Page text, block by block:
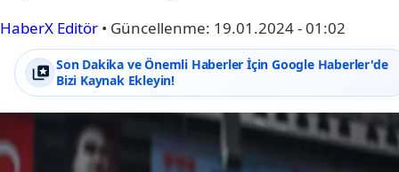
HaberX Editör • Güncellenme: 19.01.2024 - 01:02
Son Dakika ve Önemli Haberler İçin Google Haberler'de
Bizi Kaynak Ekleyin!